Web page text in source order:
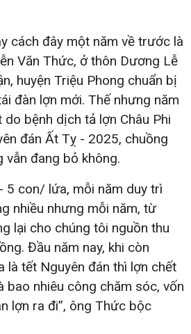
cách đây một năm về trước là
Văn Thức, ở thôn Dương Lễ
huyện Triệu Phong chuẩn bị
đàn lợn mới. Thế nhưng năm
do bệnh dịch tả lợn Châu Phi
đán Ất Tỵ - 2025, chuồng
vẫn đang bỏ không.
5 con/ lứa, mỗi năm duy trì
nhiều nhưng mỗi năm, từ
lại cho chúng tôi nguồn thu
Đầu năm nay, khi còn
là tết Nguyên đán thì lợn chết
bao nhiêu công chăm sóc, vốn
lợn ra đi”, ông Thức bộc